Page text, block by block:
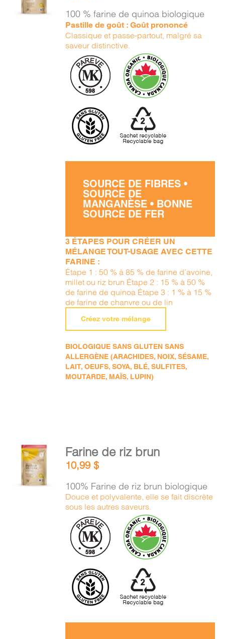
DÉTAILS 100 % farine de quinoa biologique
Pastille de goût : Goût prononcé
Classique et passe-partout, malgré sa
saveur distinctive.
SOURCE DE FIBRES •
SOURCE DE
MANGANÈSE • BONNE
SOURCE DE FER
3 ÉTAPES POUR CRÉER UN
MÉLANGE TOUT-USAGE AVEC CETTE
FARINE :
Étape 1 : 50 % à 85 % de farine d’avoine,
millet ou riz brun Étape 2 : 15 % à 50 %
de farine de quinoa Étape 3 : 1 % à 15 %
de farine de chanvre ou de lin
Créez votre mélange
BIOLOGIQUE SANS GLUTEN SANS
ALLERGÈNE (ARACHIDES, NOIX, SÉSAME,
LAIT, OEUFS, SOYA, BLÉ, SULFITES,
MOUTARDE, MAÏS, LUPIN)
AJOUTER
AU
PANIER
/
Farine de riz brun
10,99$
100% Farine de riz brun biologique
Douce et polyvalente, elle se fait discrète
sous les autres saveurs.